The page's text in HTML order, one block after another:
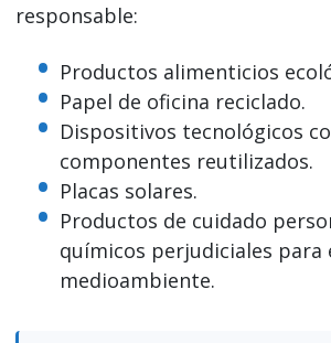
responsable:
Productos alimenticios
Papel de oficina reciclado.
Dispositivos tecnológicos
componentes reutilizados.
Placas solares.
Productos de cuidado
químicos perjudiciales para
medioambiente.